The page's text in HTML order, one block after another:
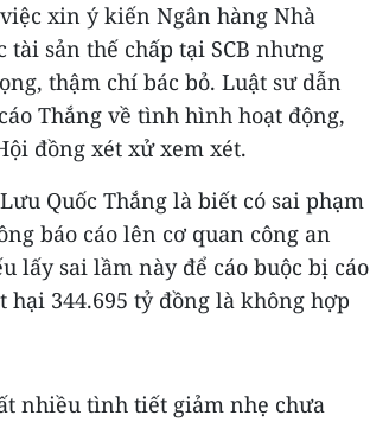
xin ý kiến Ngân hàng Nhà
sản thế chấp tại SCB nhưng
thậm chí bác bỏ. Luật sư dẫn
Thắng về tình hình hoạt động,
đồng xét xử xem xét.
Quốc Thắng là biết có sai phạm
báo cáo lên cơ quan công an
lấy sai lầm này để cáo buộc bị cáo
344.695 tỷ đồng là không hợp
nhiều tình tiết giảm nhẹ chưa